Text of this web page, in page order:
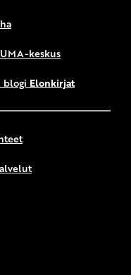
keskus
blogi Elonkirjat